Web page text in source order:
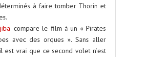
à faire tomber Thorin et
compare le film à un « Pirates
avec des orques ». Sans aller
est vrai que ce second volet n’est